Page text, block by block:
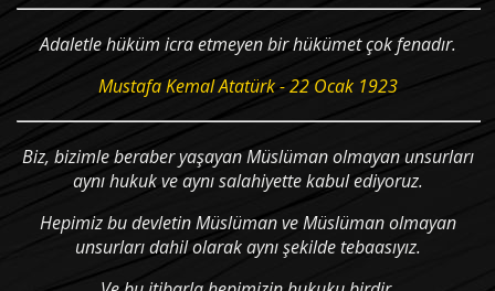
Adaletle hüküm icra etmeyen bir hükümet çok fenadır.
Mustafa Kemal Atatürk - 22 Ocak 1923
Biz, bizimle beraber yaşayan Müslüman olmayan unsurları
aynı hukuk ve aynı salahiyette kabul ediyoruz.
Hepimiz bu devletin Müslüman ve Müslüman olmayan
unsurları dahil olarak aynı şekilde tebaasıyız.